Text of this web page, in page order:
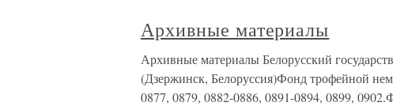
Архивные материалы
Архивные материалы Белорусский
(Дзержинск, Белоруссия)Фонд трофейной
0877, 0879, 0882-0886, 0891-0894, 0899,